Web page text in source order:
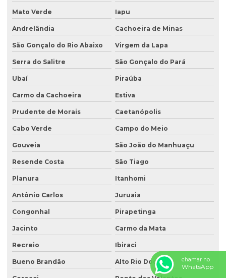
Mato Verde Iapu
Andrelândia Cachoeira de Minas
São Gonçalo do Rio Abaixo Virgem da Lapa
Serra do Salitre São Gonçalo do Pará
Ubaí Piraúba
Carmo da Cachoeira Estiva
Prudente de Morais Caetanópolis
Cabo Verde Campo do Meio
Gouveia São João do Manhuaçu
Resende Costa São Tiago
Planura Itanhomi
Antônio Carlos Juruaia
Congonhal Pirapetinga
Jacinto Carmo da Mata
Recreio Ibiraci
Bueno Brandão Alto Rio Doce chamar no
WhatsApp